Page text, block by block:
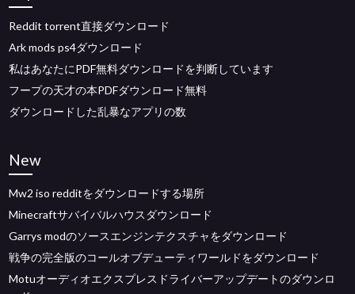
Reddit torrent直接ダウンロード
Ark mods ps4ダウンロード
私はあなたにPDF無料ダウンロードを判断しています
フープの天才の本PDFダウンロード無料
ダウンロードした乱暴なアプリの数
New
Mw2 iso redditをダウンロードする場所
Minecraftサバイバルハウスダウンロード
Garrys modのソースエンジンテクスチャをダウンロード
戦争の完全版のコールオブデューティワールドをダウンロード
Motuオーディオエクスプレスドライバーアップデートのダウンロ